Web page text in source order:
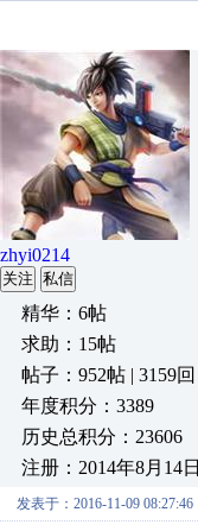
zhyi0214
关注 私信
精华：6帖
求助：15帖
帖子：952帖 | 3159回
年度积分：3389
历史总积分：23606
注册：2014年8月14日
发表于：2016-11-09 08:27:46